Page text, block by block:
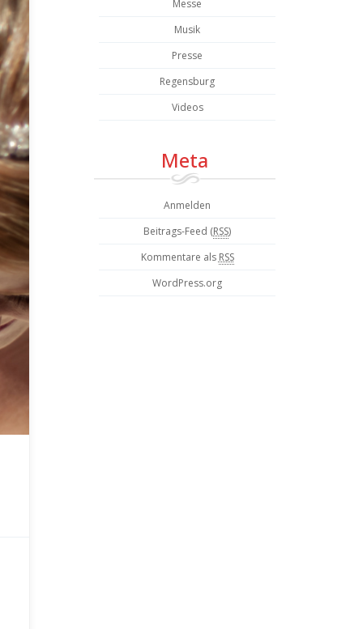
Messe
Musik
Presse
Regensburg
Videos
Meta
Anmelden
Beitrags-Feed (RSS)
Kommentare als RSS
WordPress.org